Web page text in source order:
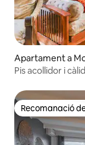
Apartament a
Pis acollidor i
Recomanació
Recomanació